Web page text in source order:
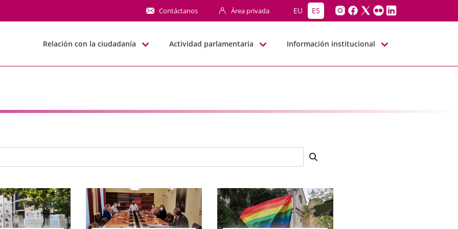
Contáctanos Área privada EU ES
Relación con la ciudadanía Actividad parlamentaria Información institucional
búsqueda